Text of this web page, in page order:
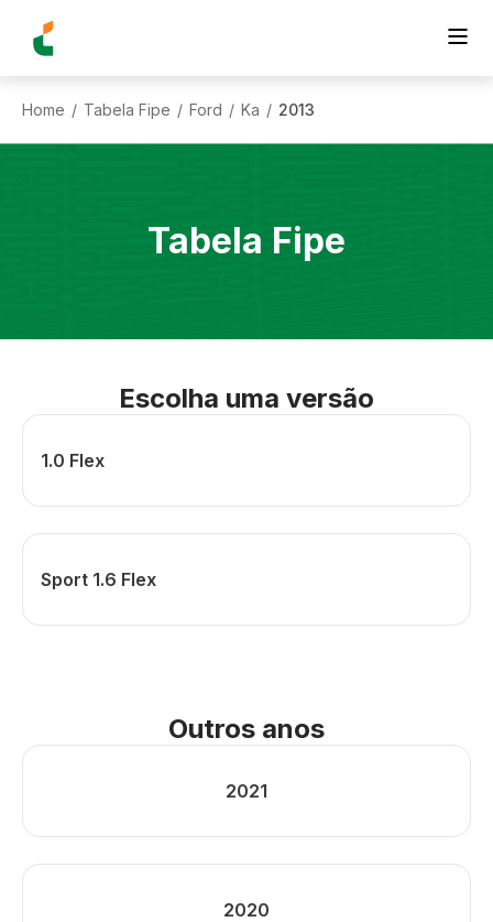
Home / Tabela Fipe / Ford / Ka / 2013
Tabela Fipe
Escolha uma versão
1.0 Flex
Sport 1.6 Flex
Outros anos
2021
2020